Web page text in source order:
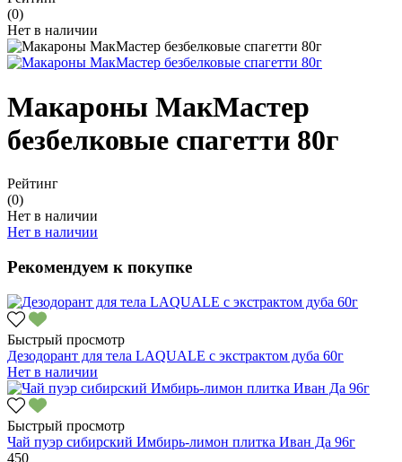
(0)
Нет в наличии
Макароны МакМастер
безбелковые спагетти 80г
Рейтинг
(0)
Нет в наличии
Нет в наличии
Рекомендуем к покупке
Быстрый просмотр
Дезодорант для тела LAQUALE с экстрактом дуба 60г
Нет в наличии
Быстрый просмотр
Чай пуэр сибирский Имбирь-лимон плитка Иван Да 96г
450